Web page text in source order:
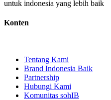
untuk indonesia yang lebih baik
Konten
Tentang Kami
Brand Indonesia Baik
Partnership
Hubungi Kami
Komunitas sohIB